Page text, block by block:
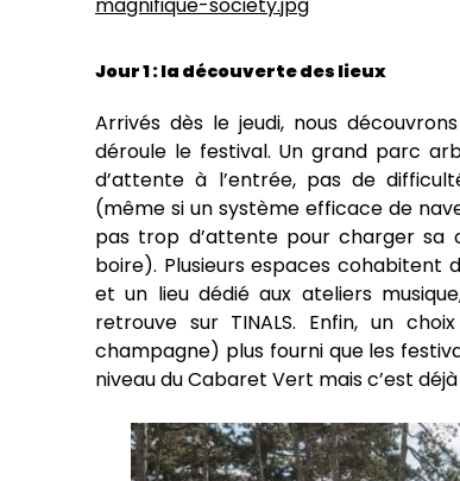
Jour 1 : la découverte des lieux
Arrivés dès le jeudi, nous
déroule le festival. Un grand parc
d’attente à l’entrée, pas de
(même si un système efficace de
pas trop d’attente pour charger sa
boire). Plusieurs espaces cohabitent
et un lieu dédié aux ateliers
retrouve sur TINALS. Enfin, un
champagne) plus fourni que les
niveau du Cabaret Vert mais c’est